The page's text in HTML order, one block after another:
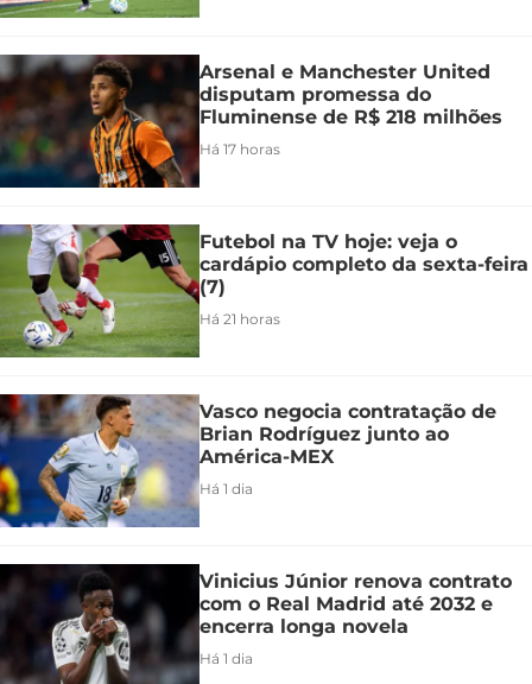
Arsenal e Manchester United
disputam promessa do
Fluminense de R$ 218 milhões
Há 17 horas
Futebol na TV hoje: veja o
cardápio completo da sexta-feira
(7)
Há 21 horas
Vasco negocia contratação de
Brian Rodríguez junto ao
América-MEX
Há 1 dia
Vinicius Júnior renova contrato
com o Real Madrid até 2032 e
encerra longa novela
Há 1 dia